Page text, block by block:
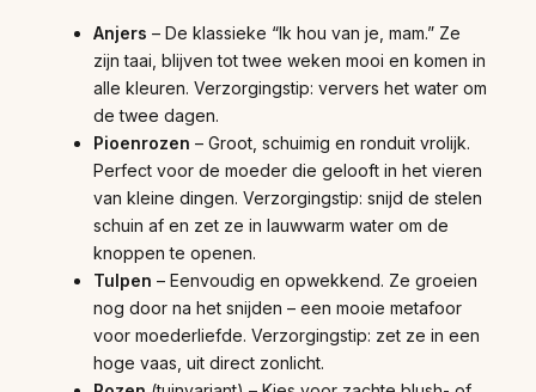
Anjers – De klassieke “Ik hou van je, mam.” Ze
zijn taai, blijven tot twee weken mooi en komen in
alle kleuren. Verzorgingstip: ververs het water om
de twee dagen.
Pioenrozen – Groot, schuimig en ronduit vrolijk.
Perfect voor de moeder die gelooft in het vieren
van kleine dingen. Verzorgingstip: snijd de stelen
schuin af en zet ze in lauwwarm water om de
knoppen te openen.
Tulpen – Eenvoudig en opwekkend. Ze groeien
nog door na het snijden – een mooie metafoor
voor moederliefde. Verzorgingstip: zet ze in een
hoge vaas, uit direct zonlicht.